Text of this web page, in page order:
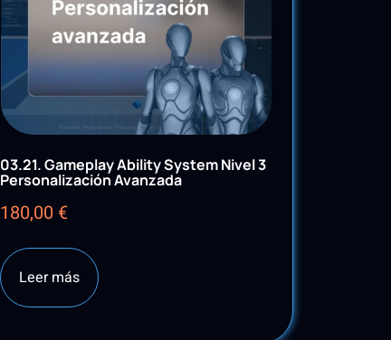
03.21. Gameplay Ability System Nivel 3
Personalización Avanzada
180,00 €
Leer más